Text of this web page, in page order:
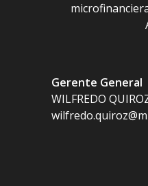
Gerente General
WILFREDO